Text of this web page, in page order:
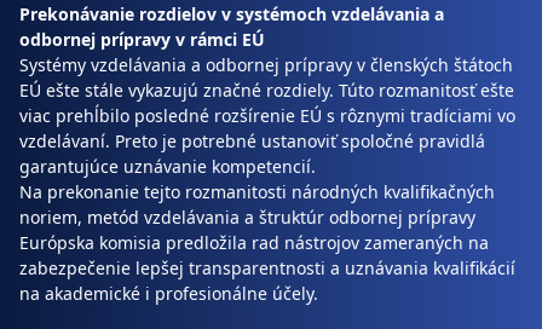
Prekonávanie rozdielov v systémoch vzdelávania a
odbornej prípravy v rámci EÚ
Systémy vzdelávania a odbornej prípravy v členských štátoch
EÚ ešte stále vykazujú značné rozdiely. Túto rozmanitosť ešte
viac prehĺbilo posledné rozšírenie EÚ s rôznymi tradíciami vo
vzdelávaní. Preto je potrebné ustanoviť spoločné pravidlá
garantujúce uznávanie kompetencií.
Na prekonanie tejto rozmanitosti národných kvalifikačných
noriem, metód vzdelávania a štruktúr odbornej prípravy
Európska komisia predložila rad nástrojov zameraných na
zabezpečenie lepšej transparentnosti a uznávania kvalifikácií
na akademické i profesionálne účely.